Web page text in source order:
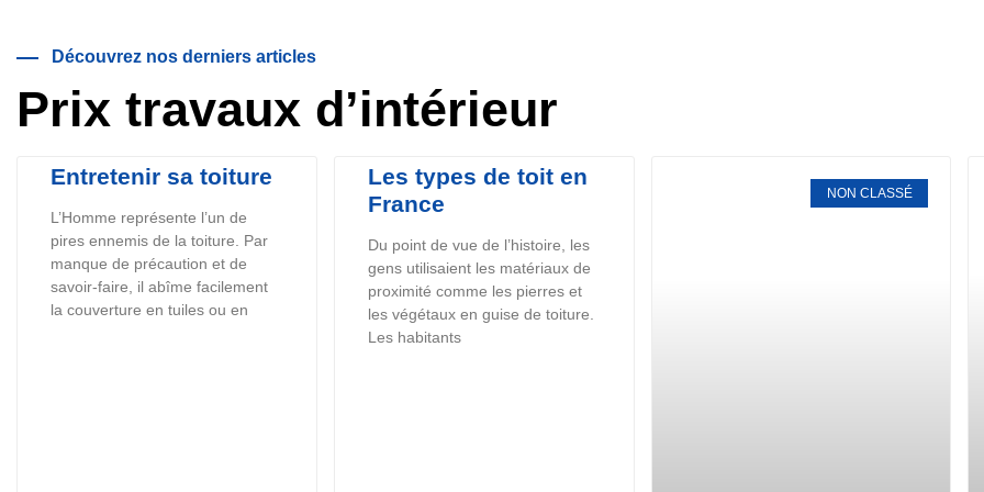
Découvrez nos derniers articles
Prix travaux d’intérieur
Entretenir sa toiture
L’Homme représente l’un de
pires ennemis de la toiture. Par
manque de précaution et de
savoir-faire, il abîme facilement
la couverture en tuiles ou en
Les types de toit en
France
Du point de vue de l’histoire, les
gens utilisaient les matériaux de
proximité comme les pierres et
les végétaux en guise de toiture.
Les habitants
NON CLASSÉ